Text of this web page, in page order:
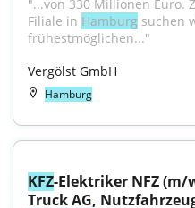
"...von 330 Millionen Euro.
Filiale in Hamburg suchen
frühestmöglichen..."
Vergölst GmbH
Hamburg
KFZ-Elektriker NFZ